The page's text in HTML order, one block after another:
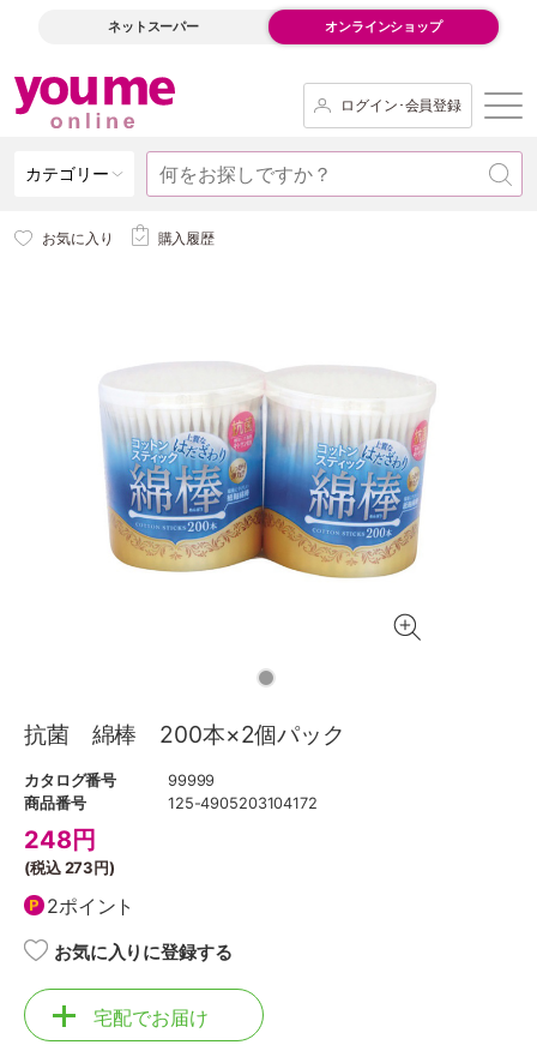
ネットスーパー オンラインショップ
ログイン･会員登録
カテゴリー
お気に入り 購入履歴
抗菌 綿棒 200本×2個パック
カタログ番号
99999
商品番号
125-4905203104172
248円
(税込273円)
2ポイント
お気に入りに登録する
宅配でお届け